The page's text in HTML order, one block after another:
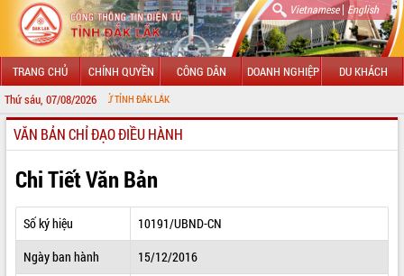
Vietnamese| English
TRANG CHỦ CHÍNH QUYỀN CÔNG DÂN DOANH NGHIỆP DU KHÁCH
Thứ sáu, 07/08/2026
TIN ĐIỆN TỬ TỈNH ĐẮK LẮK
GIỚI THIỆU
LÃNH ĐẠO UBND TỈNH
TIN TỨC SỰ KIỆN
SỞ, BAN, NGÀNH
VĂN BẢN CHỈ ĐẠO ĐIỀU HÀNH
Chi Tiết Văn Bản
Số ký hiệu
10191/UBND-CN
Ngày ban hành
15/12/2016